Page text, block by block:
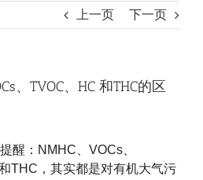
上一页 下一页
、TVOC、HC 和THC的区
醒：NMHC、VOCs、
THC，其实都是对有机大气污